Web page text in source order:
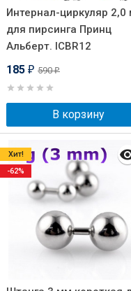
Интернал-циркуляр 2,0
для пирсинга Принц
Альберт. ICBR12
185 ₽ 590₽
В корзину
Хит!
-62%